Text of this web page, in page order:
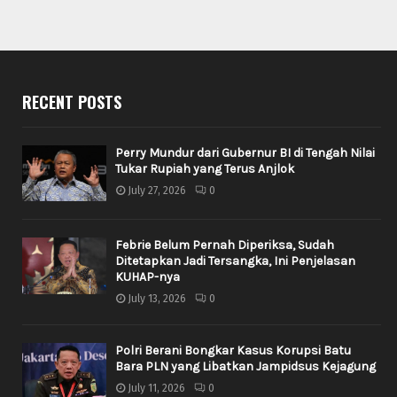
RECENT POSTS
Perry Mundur dari Gubernur BI di Tengah Nilai
Tukar Rupiah yang Terus Anjlok
July 27, 2026 0
Febrie Belum Pernah Diperiksa, Sudah
Ditetapkan Jadi Tersangka, Ini Penjelasan
KUHAP-nya
July 13, 2026 0
Polri Berani Bongkar Kasus Korupsi Batu
Bara PLN yang Libatkan Jampidsus Kejagung
July 11, 2026 0